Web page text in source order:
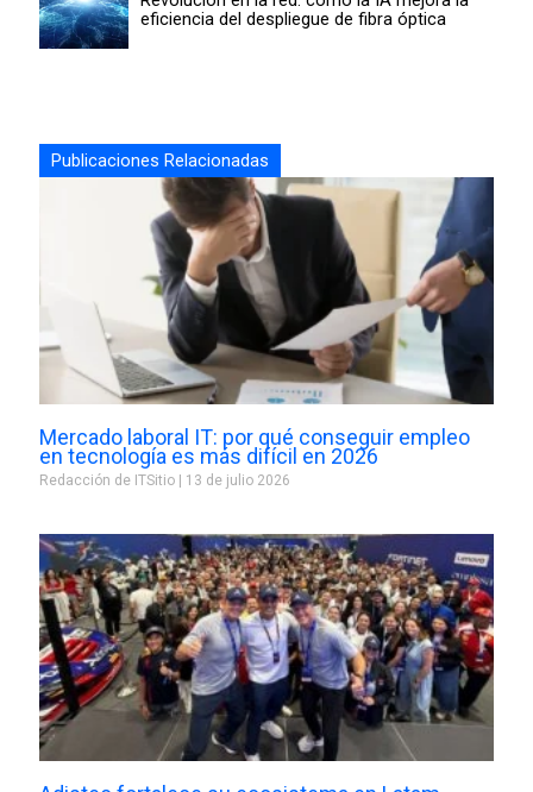
eficiencia del despliegue de fibra óptica
Publicaciones Relacionadas
Mercado laboral IT: por qué conseguir empleo
en tecnología es más difícil en 2026
Redacción de ITSitio 13 de julio 2026